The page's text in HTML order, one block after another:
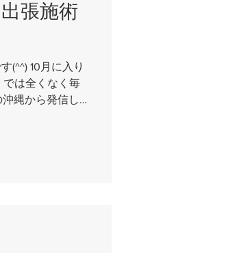
張施術
(^^) 10月に入り
は全くなく毎
縄から発信し